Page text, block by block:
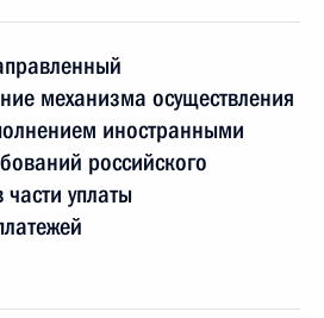
механизма осуществления
иностранными
российского
уплаты